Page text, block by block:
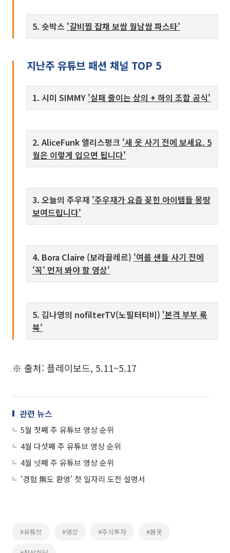
5. 숏박스 '갈비찜 잡채 보쌈 월남쌈 파스타'
지난주 유튜브 패션 채널 TOP 5
1. 시미 SIMMY '실패 줄이는 상의 + 하의 조합 공식'
2. AliceFunk 앨리스펑크 '새 옷 사기 전에 보세요. 5
월은 이렇게 입으면 됩니다'
3. 오늘의 주우재 '주우재가 요즘 꽂힌 아이템들 몽땅
보여드립니다'
4. Bora Claire (보라끌레르) '여름 샌들 사기 전에
'꼭' 먼저 봐야 할 영상'
5. 김나영의 nofilterTV(노필터티비) '본격 부부 룩
북'
※ 출처: 플레이보드, 5.11~5.17
관련 뉴스
5월 첫째 주 유튜브 영상 순위
4월 다섯째 주 유튜브 영상 순위
4월 넷째 주 유튜브 영상 순위
‘경험 無도 환영’ 첫 일자리 도전 설명서
#유튜브 #영상 #주식투자 #봄옷